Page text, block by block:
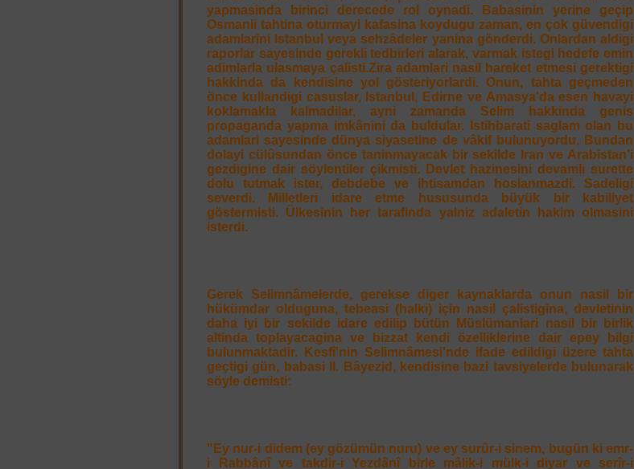
yapmasinda birinci derecede rol oynadi. Babasinin yerine geçip
Osmanli tahtina oturmayi kafasina koydugu zaman, en çok güvendigi
adamlarini Istanbul veya sehzâdeler yanina gönderdi. Onlardan aldigi
raporlar sayesinde gerekli tedbirleri alarak, varmak istegi hedefe emin
adimlarla ulasmaya çalisti.Zira adamlari nasil hareket etmesi gerektigi
hakkinda da kendisine yol gösteriyorlardi. Onun, tahta geçmeden
önce kullandigi casuslar, Istanbul, Edirne ve Amasya'da esen havayi
koklamakla kalmadilar, ayni zamanda Selim hakkinda genis
propaganda yapma imkânini da buldular. Istihbarati saglam olan bu
adamlari sayesinde dünya siyasetine de vâkif bulunuyordu. Bundan
dolayi cülûsundan önce taninmayacak bir sekilde Iran ve Arabistan'i
gezdigine dair söylentiler çikmisti. Devlet hazinesini devamli surette
dolu tutmak ister, debdebe ve ihtisamdan hoslanmazdi. Sadeligi
severdi. Milletleri idare etme hususunda büyük bir kabiliyet
göstermisti. Ülkesinin her tarafinda yalniz adaletin hakim olmasini
isterdi.
Gerek Selimnâmelerde, gerekse diger kaynaklarda onun nasil bir
hükümdar olduguna, tebeasi (halki) için nasil çalistigina, devletinin
daha iyi bir sekilde idare edilip bütün Müslümanlari nasil bir birlik
altinda toplayacagina ve bizzat kendi özelliklerine dair epey bilgi
bulunmaktadir. Kesfî'nin Selimnâmesi'nde ifade edildigi üzere tahta
geçtigi gün, babasi II. Bâyezid, kendisine bazi tavsiyelerde bulunarak
söyle demisti:
"Ey nur-i didem (ey gözümün nuru) ve ey surûr-i sinem, bugün ki emr-
i Rabbânî ve takdir-i Yezdânî birle mâlik-i mülk-i diyar ve serîr-i